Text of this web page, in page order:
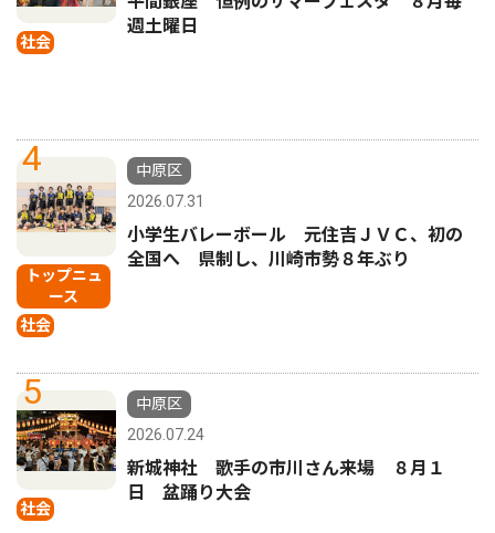
社会
週土曜日
4
トップニュ
ース
社会
中原区
2026.07.31
小学生バレーボール 元住吉ＪＶＣ、初の
全国へ 県制し、川崎市勢８年ぶり
5
社会
中原区
2026.07.24
新城神社 歌手の市川さん来場 ８月１
日 盆踊り大会